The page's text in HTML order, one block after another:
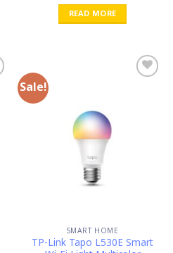
was:
฿689.00.
READ MORE
Sale!
SMART HOME
TP-Link Tapo L530E Smart